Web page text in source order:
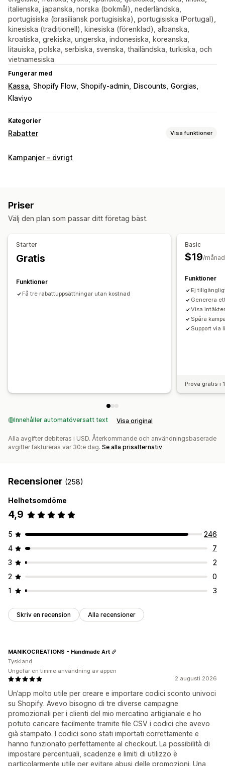
italienska, japanska, norska (bokmål), nederländska,
portugisiska (brasiliansk portugisiska), portugisiska (Portugal),
kinesiska (traditionell), kinesiska (förenklad), albanska,
kroatiska, grekiska, ungerska, indonesiska, koreanska,
litauiska, polska, serbiska, svenska, thailändska, turkiska, och
vietnamesiska
Fungerar med
Kassa Shopify Flow Shopify-admin Discounts Gorgias
Klaviyo
Kategorier
Rabatter Visa funktioner
Rabattyper
Rabatter på hela varukorgen
Tidsbegränsade erbjudanden Merförsäljningsrabatter
Rabatthantering
Anpassad kod
Filtrering
Spårning Rapportering Analysverktyg
Kampanjer – övrigt
Priser
Välj den plan som passar ditt företag bäst.
Starter
Gratis
Funktioner
Få tre rabattuppsättningar utan kostnad
Basic
$19/månad
Funktioner
Ej
Generera
Visa
Spåra
Support via
Prova gratis i
Innehåller automatöversatt text Visa original
Alla avgifter debiteras i USD. Återkommande och användningsbaserade
avgifter faktureras var 30:e dag. Se alla prisalternativ
Recensioner (258)
Helhetsomdöme
4,9
5
246
4
7
3
2
2
0
1
3
Skriv en recension Alla recensioner
2 augusti 2026
Un’app molto utile per creare e importare codici sconto univoci
su Shopify. Avevo bisogno di tre diverse campagne
promozionali per i clienti del mio mercatino artigianale e ho
potuto caricare facilmente tramite file CSV i codici che avevo
già stampato. I codici sono stati importati correttamente e
hanno funzionato perfettamente al checkout. La possibilità di
impostare percentuali, scadenze e limiti di utilizzo è
particolarmente utile per evitare abusi delle promozioni. Una
MANIKOCREATIONS - Handmade Art
Tyskland
Ungefär en timme användning av appen